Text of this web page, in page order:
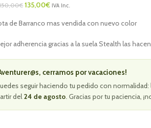
€ 135,00€ IVA Inc.
de Barranco mas vendida con nuevo color
adherencia gracias a la suela Stealth las
cerramos por vacaciones!
seguir haciendo tu pedido con
del 24 de agosto. Gracias por tu paciencia,